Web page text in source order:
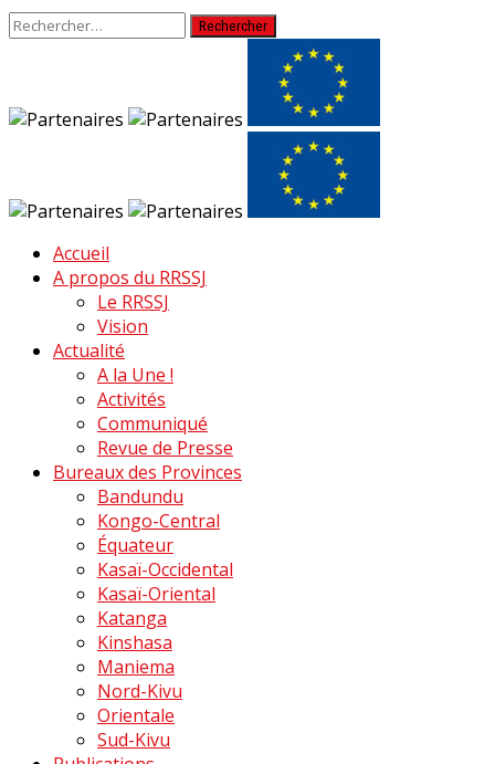
Rechercher :
Accueil
A propos du RRSSJ
Le RRSSJ
Vision
Actualité
A la Une !
Activités
Communiqué
Revue de Presse
Bureaux des Provinces
Bandundu
Kongo-Central
Équateur
Kasaï-Occidental
Kasaï-Oriental
Katanga
Kinshasa
Maniema
Nord-Kivu
Orientale
Sud-Kivu